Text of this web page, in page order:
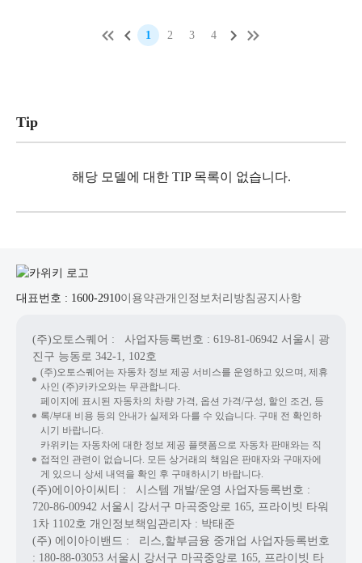
1 2 3 4
Tip
해당 모델에 대한 TIP 목록이 없습니다.
대표번호 : 1600-2910이용약관개인정보처리방침 공지사항
(주)오토스퀘어 : 사업자등록번호 : 619-81-06942 서울시 광
진구 능동로 342-1, 102호
(주)오토스퀘어는 자동차 정보 제공 서비스를 운영하고 있으며, 제휴
사인 (주)카카오와는 무관합니다.
페이지에 표시된 자동차의 차량 가격, 옵션 가격/구성, 할인 조건, 등
록/부대 비용 등의 안내가 실제와 다를 수 있습니다. 구매 전 확인하
시기 바랍니다.
카위키는 자동차에 대한 정보 제공 플랫폼으로 자동차 판매와는 직
접적인 관련이 없습니다. 모든 상거래의 책임은 판매자와 구매자에
게 있으니 상세 내역을 확인 후 구매하시기 바랍니다.
(주)에이아이씨티 : 시스템 개발/운영 사업자등록번호 :
720-86-00942 서울시 강서구 마곡중앙로 165, 프라이빗 타워
1차 1102호 개인정보책임관리자 : 박태준
(주) 에이아이밴드 : 리스,할부금융 중개업 사업자등록번호
: 180-88-03053 서울시 강서구 마곡중앙로 165, 프라이빗 타